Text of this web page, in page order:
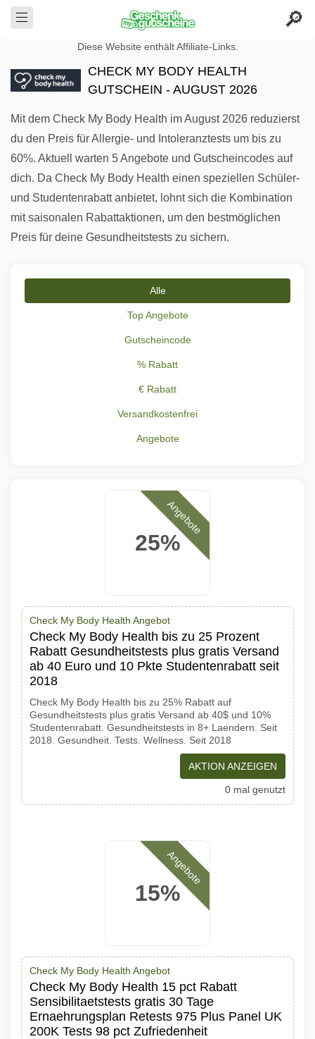
Diese Website enthält Affiliate-Links.
CHECK MY BODY HEALTH
GUTSCHEIN - AUGUST 2026
Mit dem Check My Body Health im August 2026 reduzierst
du den Preis für Allergie- und Intoleranztests um bis zu
60%. Aktuell warten 5 Angebote und Gutscheincodes auf
dich. Da Check My Body Health einen speziellen Schüler-
und Studentenrabatt anbietet, lohnt sich die Kombination
mit saisonalen Rabattaktionen, um den bestmöglichen
Preis für deine Gesundheitstests zu sichern.
Alle
Top Angebote
Gutscheincode
% Rabatt
€ Rabatt
Versandkostenfrei
Angebote
25%
Angebote
Check My Body Health Angebot
Check My Body Health bis zu 25 Prozent
Rabatt Gesundheitstests plus gratis Versand
ab 40 Euro und 10 Pkte Studentenrabatt seit
2018
Check My Body Health bis zu 25% Rabatt auf
Gesundheitstests plus gratis Versand ab 40$ und 10%
Studentenrabatt. Gesundheitstests in 8+ Laendern. Seit
2018. Gesundheit. Tests. Wellness. Seit 2018
AKTION ANZEIGEN
0 mal genutzt
15%
Angebote
Check My Body Health Angebot
Check My Body Health 15 pct Rabatt
Sensibilitaetstests gratis 30 Tage
Ernaehrungsplan Retests 975 Plus Panel UK
200K Tests 98 pct Zufriedenheit